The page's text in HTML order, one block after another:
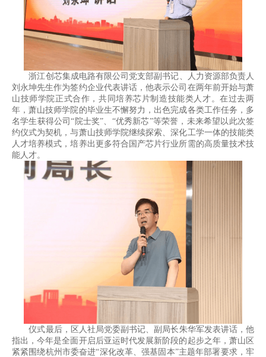
浙江创芯集成电路有限公司党支部副书记、人力资源部负责人
刘永坤先生作为签约企业代表讲话，他表示公司在两年前开始与萧
山技师学院正式合作，共同培养芯片制造技能类人才。在过去两
年，萧山技师学院的毕业生不懈努力，出色完成各类工作任务，多
名学生获得公司“院士奖”、“优秀新芯”等荣誉，未来希望以此次签
约仪式为契机，与萧山技师学院继续探索、深化工学一体的技能类
人才培养模式，培养出更多符合国产芯片行业所需的高质量技术技
能人才。
仪式最后，区人社局党委副书记、副局长朱华军发表讲话，他
指出，今年是全面开启后亚运时代发展新阶段的起步之年，萧山区
紧紧围绕杭州市委奋进“深化改革、强基固本”主题年部署要求，牢